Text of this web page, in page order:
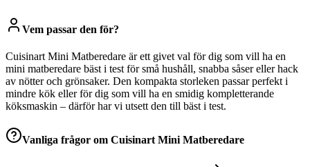
Vem passar den för?
Cuisinart Mini Matberedare är ett givet val för dig som vill ha en
mini matberedare bäst i test för små hushåll, snabba såser eller hack
av nötter och grönsaker. Den kompakta storleken passar perfekt i
mindre kök eller för dig som vill ha en smidig kompletterande
köksmaskin – därför har vi utsett den till bäst i test.
Vanliga frågor om Cuisinart Mini Matberedare